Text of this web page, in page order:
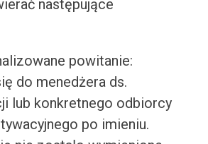
następujące
powitanie:
do menedżera ds.
lub konkretnego odbiorcy
po imieniu.